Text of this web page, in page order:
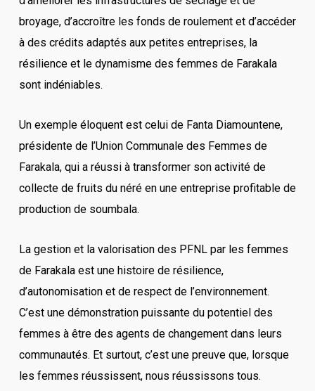
broyage, d’accroître les fonds de roulement et d’accéder
à des crédits adaptés aux petites entreprises, la
résilience et le dynamisme des femmes de Farakala
sont indéniables.
Un exemple éloquent est celui de Fanta Diamountene,
présidente de l’Union Communale des Femmes de
Farakala, qui a réussi à transformer son activité de
collecte de fruits du néré en une entreprise profitable de
production de soumbala.
La gestion et la valorisation des PFNL par les femmes
de Farakala est une histoire de résilience,
d’autonomisation et de respect de l’environnement.
C’est une démonstration puissante du potentiel des
femmes à être des agents de changement dans leurs
communautés. Et surtout, c’est une preuve que, lorsque
les femmes réussissent, nous réussissons tous.